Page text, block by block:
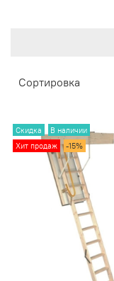
Скидка
В наличии
Хит продаж
-15%